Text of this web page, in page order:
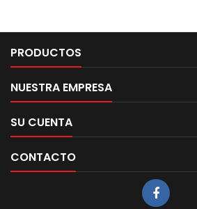
PRODUCTOS
NUESTRA EMPRESA
SU CUENTA
CONTACTO